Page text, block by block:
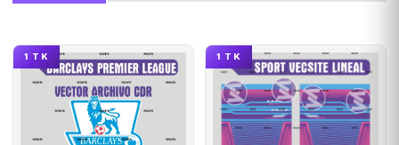
1 TK 1 TK